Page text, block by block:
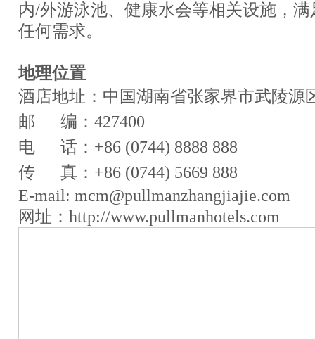
内/外游泳池、健康水会等相关设施，
任何需求。
地理位置
酒店地址：中国湖南省张家界市武陵源
邮 编：427400
电 话：+86 (0744) 8888 888
传 真：+86 (0744) 5669 888
E-mail: mcm@pullmanzhangjiajie.com
网址：http://www.pullmanhotels.com